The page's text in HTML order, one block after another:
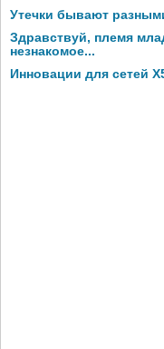
Утечки бывают
Здравствуй, племя
незнакомое...
Инновации для сетей